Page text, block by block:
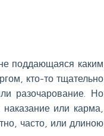
поддающаяся каким
кто-то тщательно
разочарование. Но
или карма,
часто, или длиною